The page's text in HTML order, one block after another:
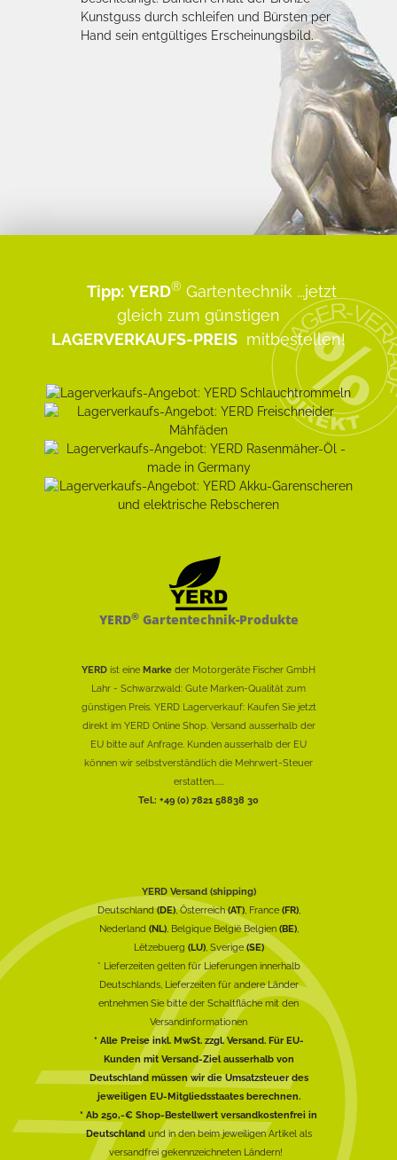
Kunstguss durch schleifen und Bürsten per
Hand sein entgültiges Erscheinungsbild.
Tipp: YERD® Gartentechnik ...jetzt
gleich zum günstigen
LAGERVERKAUFS-PREIS mitbestellen!
YERD®Gartentechnik-Produkte
YERD ist eine Marke der Motorgeräte Fischer GmbH
Lahr - Schwarzwald: Gute Marken-Qualität zum
günstigen Preis. YERD Lagerverkauf: Kaufen Sie jetzt
direkt im YERD Online Shop. Versand ausserhalb der
EU bitte auf Anfrage. Kunden ausserhalb der EU
können wir selbstverständlich die Mehrwert-Steuer
erstatten......
Tel.: +49 (0) 7821 58838 30
YERD Versand (shipping)
Deutschland(DE), Österreich(AT), France (FR),
Nederland (NL), Belgique België Belgien (BE),
Lëtzebuerg (LU), Sverige(SE)
* Lieferzeiten gelten für Lieferungen innerhalb
Deutschlands, Lieferzeiten für andere Länder
entnehmen Sie bitte der Schaltfläche mit den
Versandinformationen
* Alle Preise inkl. MwSt. zzgl. Versand. Für EU-
Kunden mit Versand-Ziel ausserhalb von
Deutschland müssen wir die Umsatzsteuer des
jeweiligen EU-Mitgliedsstaates berechnen.
* Ab 250,-€ Shop-Bestellwert versandkostenfrei in
Deutschlandund in den beim jeweiligen Artikel als
versandfrei gekennzeichneten Ländern!